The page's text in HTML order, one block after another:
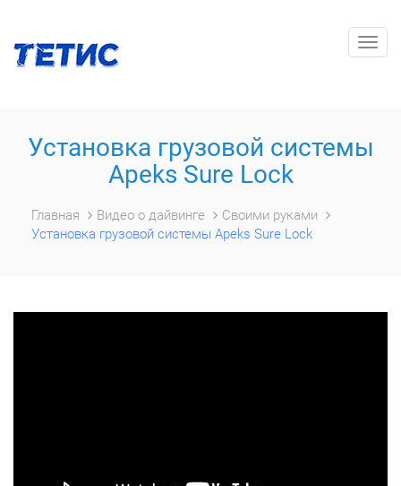
Установка грузовой системы
Apeks Sure Lock
Главная Видео о дайвинге
Своими руками
Установка грузовой системы Apeks Sure Lock